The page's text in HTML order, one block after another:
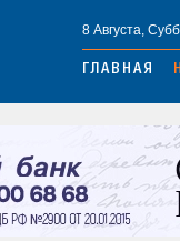
8 Августа,
ГЛАВНАЯ